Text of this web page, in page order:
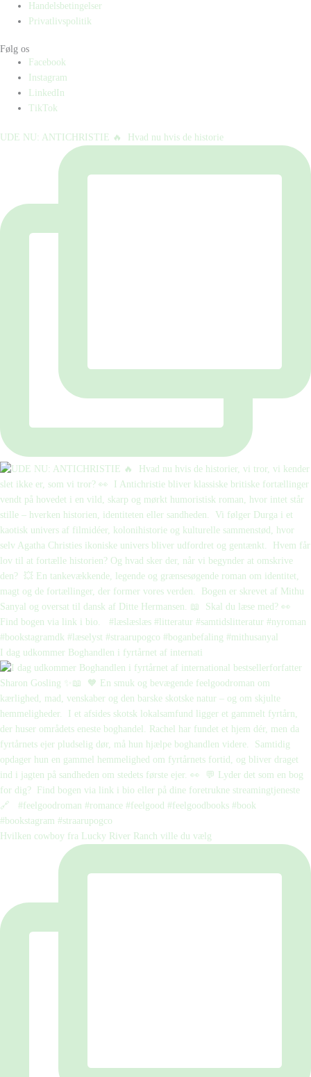
Handelsbetingelser
Privatlivspolitik
Følg os
Facebook
Instagram
LinkedIn
TikTok
UDE NU: ANTICHRISTIE 🔥⁠ ⁠ Hvad nu hvis de historie
I dag udkommer Boghandlen i fyrtårnet af internati
Hvilken cowboy fra Lucky River Ranch ville du vælg